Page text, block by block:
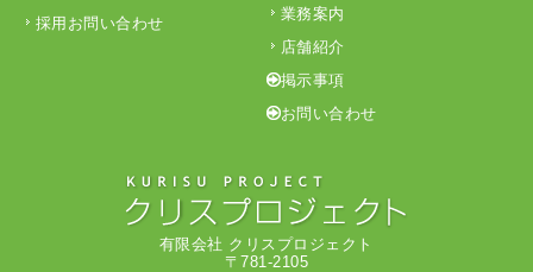
採用お問い合わせ
業務案内
店舗紹介
掲示事項
お問い合わせ
有限会社 クリスプロジェクト
〒781-2105